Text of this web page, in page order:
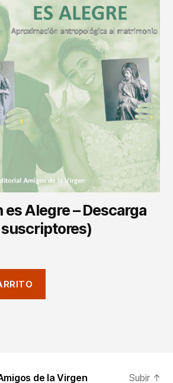
es Alegre – Descarga
de la Virgen Subir ↑